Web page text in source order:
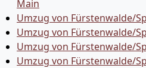
Main
Umzug von Fürstenwalde/
Umzug von Fürstenwalde/
Umzug von Fürstenwalde/
Umzug von Fürstenwalde/